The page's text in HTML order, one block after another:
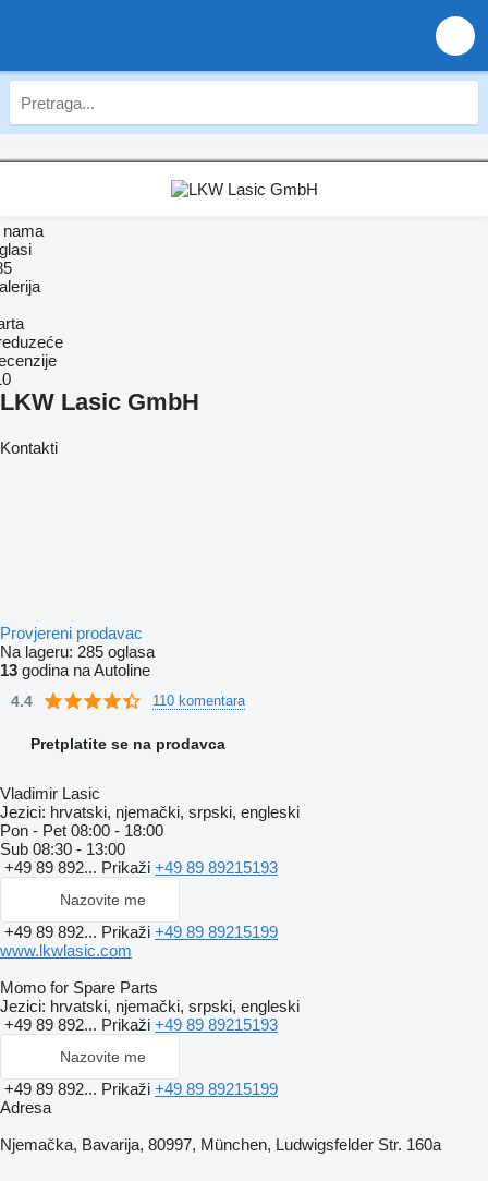
LKW Lasic GmbH
Kontakti
Provjereni prodavac
Na lageru: 285 oglasa
13 godina na Autoline
4.4 110 komentara
Pretplatite se na prodavca
Vladimir Lasic
Jezici: hrvatski, njemački, srpski, engleski
Pon - Pet 08:00 - 18:00
Sub 08:30 - 13:00
+49 89 892... Prikaži +49 89 89215193
Nazovite me
+49 89 892... Prikaži +49 89 89215199
www.lkwlasic.com
Momo for Spare Parts
Jezici: hrvatski, njemački, srpski, engleski
+49 89 892... Prikaži +49 89 89215193
Nazovite me
+49 89 892... Prikaži +49 89 89215199
Adresa
Njemačka, Bavarija, 80997, München, Ludwigsfelder Str. 160a